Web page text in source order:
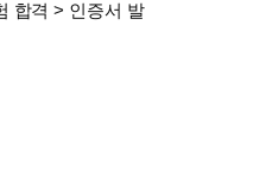
합격 > 인증서 발